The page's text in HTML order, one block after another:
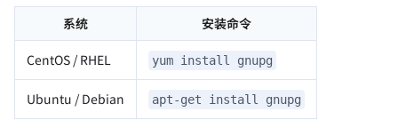
系统 安装命令
CentOS / RHEL yum install gnupg
Ubuntu / Debian apt-get install gnupg